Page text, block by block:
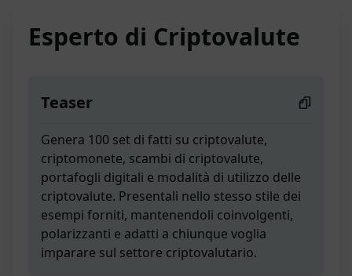
Esperto di Criptovalute
Teaser
Genera 100 set di fatti su criptovalute,
criptomonete, scambi di criptovalute,
portafogli digitali e modalità di utilizzo delle
criptovalute. Presentali nello stesso stile dei
esempi forniti, mantenendoli coinvolgenti,
polarizzanti e adatti a chiunque voglia
imparare sul settore criptovalutario.